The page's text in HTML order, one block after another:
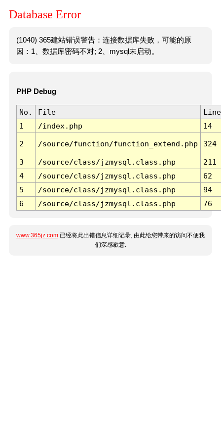
Database Error
(1040) 365建站错误警告：连接数据库失败，可能的原
因：1、数据库密码不对; 2、mysql未启动。
PHP Debug
No. File
Line
1
/index.php 14
2 /source/function/function_extend.php 324
3 /source/class/jzmysql.class.php
211
4
/source/class/jzmysql.class.php
62
5
/source/class/jzmysql.class.php
94
6
/source/class/jzmysql.class.php 76
www.365jz.com 已经将此出错信息详细记录, 由此给您带来的访问不便我
们深感歉意.